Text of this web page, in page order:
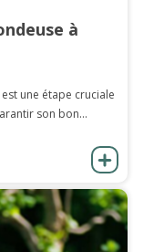
à
une étape cruciale
son bon...